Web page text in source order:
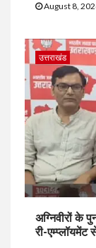
August 8,
उत्तराखंड
अग्निवीरों के
री-एम्प्लॉयमेंट